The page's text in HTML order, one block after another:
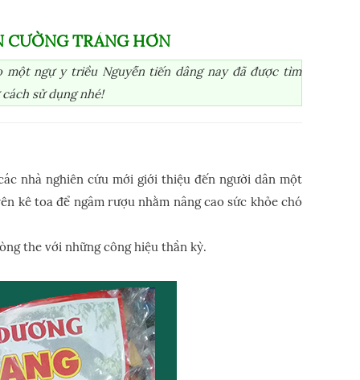
CƯỜNG TRÁNG HƠN
ngự y triều Nguyễn tiến dâng nay đã được tìm
sử dụng nhé!
nhà nghiên cứu mới giới thiệu đến người dân một
kê toa để ngâm rượu nhằm nâng cao sức khỏe chó
the với những công hiệu thần kỳ.